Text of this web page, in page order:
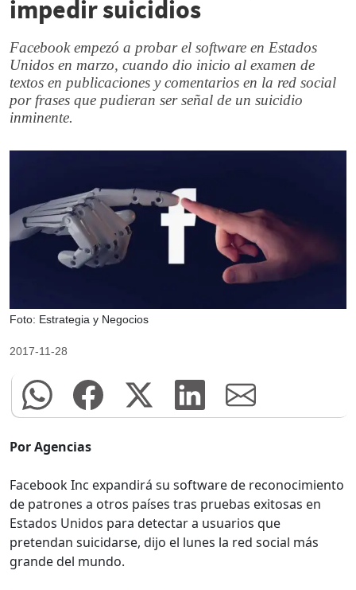
impedir suicidios
Facebook empezó a probar el software en Estados
Unidos en marzo, cuando dio inicio al examen de
textos en publicaciones y comentarios en la red social
por frases que pudieran ser señal de un suicidio
inminente.
Foto: Estrategia y Negocios
2017-11-28
Por Agencias
Facebook Inc expandirá su software de reconocimiento
de patrones a otros países tras pruebas exitosas en
Estados Unidos para detectar a usuarios que
pretendan suicidarse, dijo el lunes la red social más
grande del mundo.